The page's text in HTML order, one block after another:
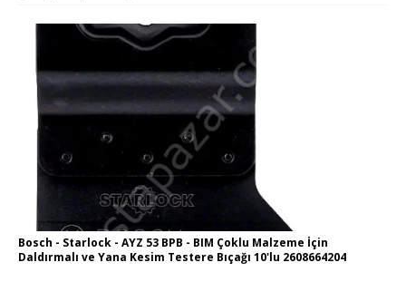
Bosch - Starlock - AYZ 53 BPB - BIM Çoklu Malzeme İçin
Daldırmalı ve Yana Kesim Testere Bıçağı 10'lu 2608664204